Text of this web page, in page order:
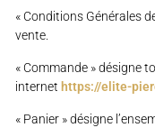
« Conditions Générales
vente.
« Commande » désigne
internet https://elite-
« Panier » désigne